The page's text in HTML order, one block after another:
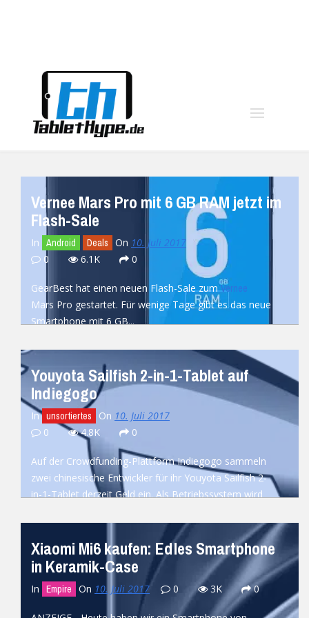
Vernee Mars Pro mit 6 GB RAM jetzt im
Flash-Sale
In Android Deals On 10. Juli 2017
0
6.1K 0
GearBest hat einen neuen Flash-Sale zumVernee
Mars Pro gestartet. Für wenige Tage gibt es das neue
Smartphone mit 6 GB...
Youyota Sailfish 2-in-1-Tablet auf
Indiegogo
In unsortiertes On 10. Juli 2017
0
4.8K 0
Auf der Crowdfunding-Plattform Indiegogo sammeln
zwei chinesische Entwickler für ihr Youyota Sailfish 2-
in-1-Tablet derzeit Geld ein. Als Betriebssystem wird
Xiaomi Mi6 kaufen: Edles Smartphone
in Keramik-Case
In Empire On 10. Juli 2017 0 3K 0